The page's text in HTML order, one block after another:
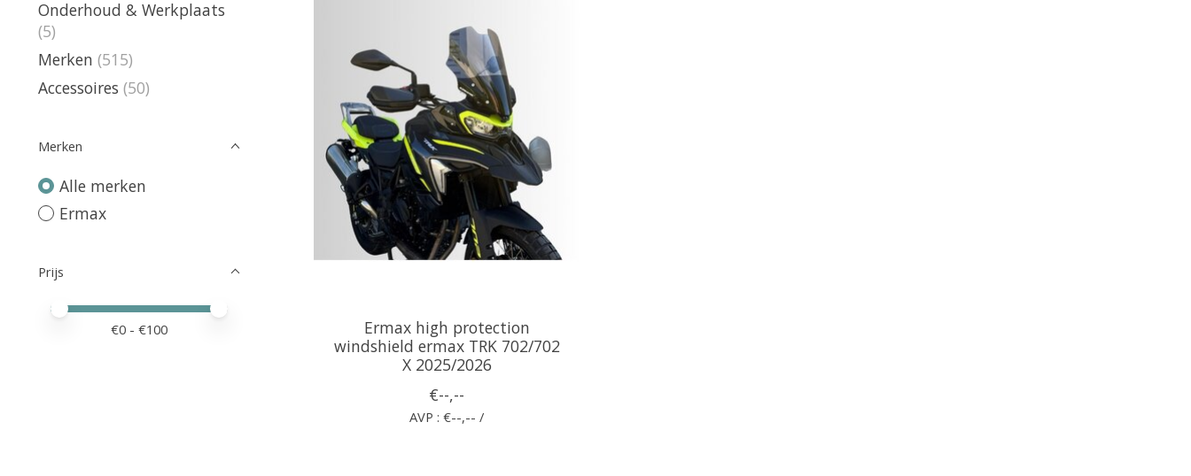
Onderhoud & Werkplaats
(5)
Merken (515)
Accessoires (50)
Merken
Alle merken
Ermax
Prijs
Minimale prijswaarde
Price maximum value
€0 - €100
Ermax high protection
windshield ermax TRK 702/702
X 2025/2026
€--,--
AVP : €--,-- /